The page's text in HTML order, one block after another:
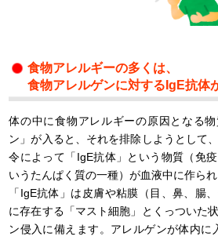
食物アレルギーの多くは、
食物アレルゲンに対するIgE抗体
体の中に食物アレルギーの原因となる
ン」が入ると、それを排除しようとして
令によって「IgE抗体」という物質（免
いうたんぱく質の一種）が血液中に作られ
「IgE抗体」は皮膚や粘膜（目、鼻、腸、
に存在する「マスト細胞」とくっついた
ン侵入に備えます。アレルゲンが体内に